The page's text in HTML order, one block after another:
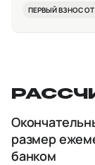
ПЕРВЫЙ ВЗНОС ОТ
размер
банком